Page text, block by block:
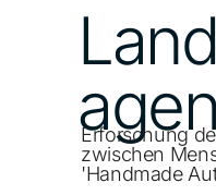
agen
Erforschung
zwischen
'Handmade